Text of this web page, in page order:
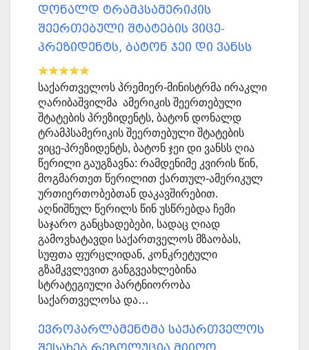
დონალდ ტრამპსამერიკის
შეერთებული შტატების ვიცე-
პრეზიდენტს, ბატონ ჯეი დი ვანსს
საქართველოს პრემიერ-მინისტრმა ირაკლი
ღარიბაშვილმა ამერიკის შეერთებული
შტატების პრეზიდენტს, ბატონ დონალდ
ტრამპსამერიკის შეერთებული შტატების
ვიცე-პრეზიდენტს, ბატონ ჯეი დი ვანსს ღია
წერილი გაუგზავნა: რამდენიმე კვირის წინ,
მოგმართეთ წერილით ქართულ-ამერიკულ
ურთიერთობებთან დაკავშირებით.
აღნიშნულ წერილს წინ უსწრებდა ჩემი
საჯარო განცხადებები, სადაც ღიად
გამოვხატავდი საქართველოს მზაობას,
სუფთა ფურცლიდან, კონკრეტული
გზამკვლევით განგვეახლებინა
სტრატეგიული პარტნიორობა
საქართველოსა და…
ევროპარლამენტმა საქართველოს